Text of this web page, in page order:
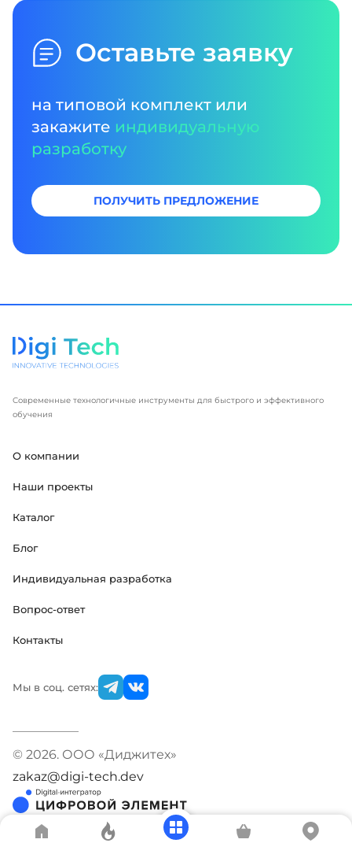
Оставьте заявку
на типовой комплект или
закажите индивидуальную
разработку
ПОЛУЧИТЬ ПРЕДЛОЖЕНИЕ
Современные технологичные инструменты для быстрого и эффективного
обучения
О компании
Наши проекты
Каталог
Блог
Индивидуальная разработка
Вопрос-ответ
Контакты
Мы в соц. сетях:
© 2026. ООО «Диджитех»
zakaz@digi-tech.dev